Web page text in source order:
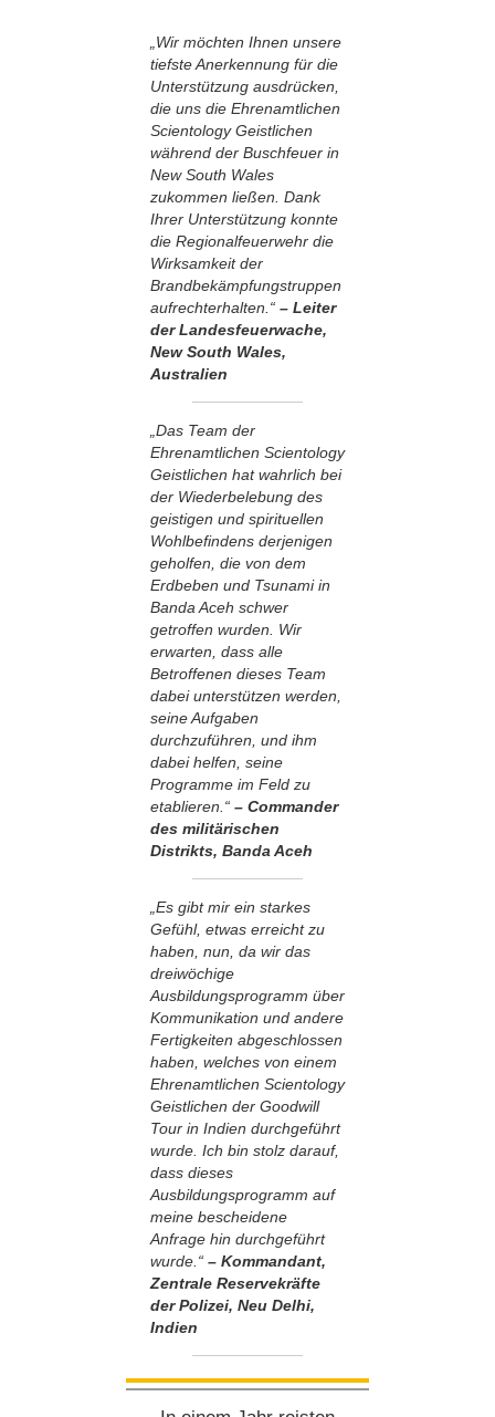
„Wir möchten Ihnen unsere
tiefste Anerkennung für die
Unterstützung ausdrücken,
die uns die Ehrenamtlichen
Scientology Geistlichen
während der Buschfeuer in
New South Wales
zukommen ließen. Dank
Ihrer Unterstützung konnte
die Regionalfeuerwehr die
Wirksamkeit der
Brandbekämpfungstruppen
aufrechterhalten.“ – Leiter
der Landesfeuerwache,
New South Wales,
Australien
„Das Team der
Ehrenamtlichen Scientology
Geistlichen hat wahrlich bei
der Wiederbelebung des
geistigen und spirituellen
Wohlbefindens derjenigen
geholfen, die von dem
Erdbeben und Tsunami in
Banda Aceh schwer
getroffen wurden. Wir
erwarten, dass alle
Betroffenen dieses Team
dabei unterstützen werden,
seine Aufgaben
durchzuführen, und ihm
dabei helfen, seine
Programme im Feld zu
etablieren.“ – Commander
des militärischen
Distrikts, Banda Aceh
„Es gibt mir ein starkes
Gefühl, etwas erreicht zu
haben, nun, da wir das
dreiwöchige
Ausbildungsprogramm über
Kommunikation und andere
Fertigkeiten abgeschlossen
haben, welches von einem
Ehrenamtlichen Scientology
Geistlichen der Goodwill
Tour in Indien durchgeführt
wurde. Ich bin stolz darauf,
dass dieses
Ausbildungsprogramm auf
meine bescheidene
Anfrage hin durchgeführt
wurde.“ – Kommandant,
Zentrale Reservekräfte
der Polizei, Neu Delhi,
Indien